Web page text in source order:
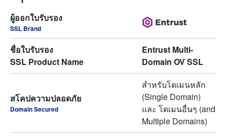
ผู้ออกใบรับรอง
SSL Brand
ชื่อใบรับรอง
SSL Product Name
Entrust Multi-
Domain OV SSL
สโคปความปลอดภัย
Domain Secured
สำหรับโดเมนหลัก
(Single Domain)
และ โดเมนอื่นๆ (and
Multiple Domains)